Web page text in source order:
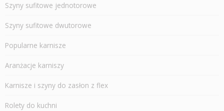
Szyny sufitowe jednotorowe
Szyny sufitowe dwutorowe
Popularne karnisze
Aranżacje karniszy
Karnisze i szyny do zasłon z flex
Rolety do kuchni